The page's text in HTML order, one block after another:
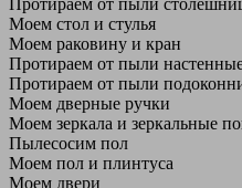
Протираем от пыли
Моем стол и стулья
Моем раковину и кран
Протираем от пыли
Протираем от пыли
Моем дверные ручки
Моем зеркала и зеркальные
Пылесосим пол
Моем пол и плинтуса
Моем двери